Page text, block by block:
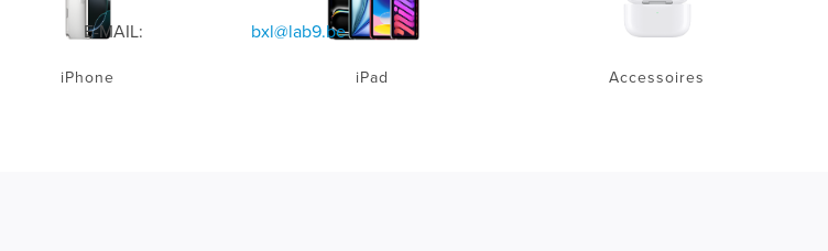
E-MAIL: bxl@lab9.be
iPhone iPad Accessoires